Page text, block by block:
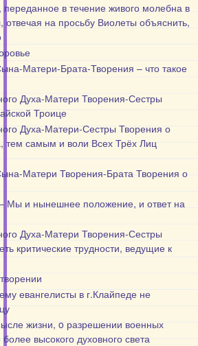
в течение живого молебна в
на просьбу Виолеты объяснить,
Матери-Брата-Творения – что такое
Духа-Матери Творения-Сестры
Троице
Духа-Матери-Сестры Творения о
тем самым и воли Всех Трёх Лиц
Матери Творения-Брата Творения о
Мы и нынешнее положение, и ответ на
Духа-Матери Творения-Сестры
критические трудности, ведущие к
евангелисты в г.Клайпеде не
жизни, o разрешении военных
высокого духовного света